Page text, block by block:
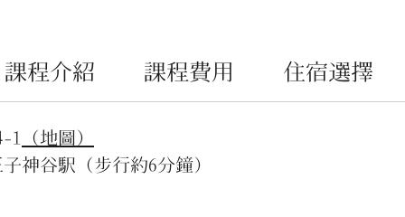
課程介紹 課程費用 住宿選擇
1
（地圖）
神谷駅（步行約6分鐘）